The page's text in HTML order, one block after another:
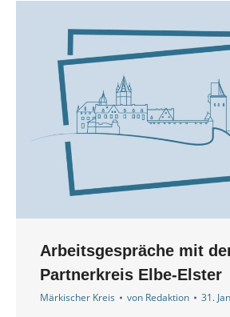
Arbeitsgespräche mit
Partnerkreis Elbe-Elster
Märkischer Kreis von Redaktion 31.